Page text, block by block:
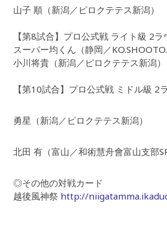
山子 順（新潟／ピロクテテス新潟）
【第8試合】プロ公式戦 ライト級 2ラ
スーパー均くん（静岡／
小川将貴（新潟／ピロクテテス新潟）
【第10試合】プロ公式戦 ミドル級 2
勇星（新潟／ピロクテテス新潟）
北田 有（富山／和術慧舟會富山支部
◎その他の対戦カード
越後風神祭 http://